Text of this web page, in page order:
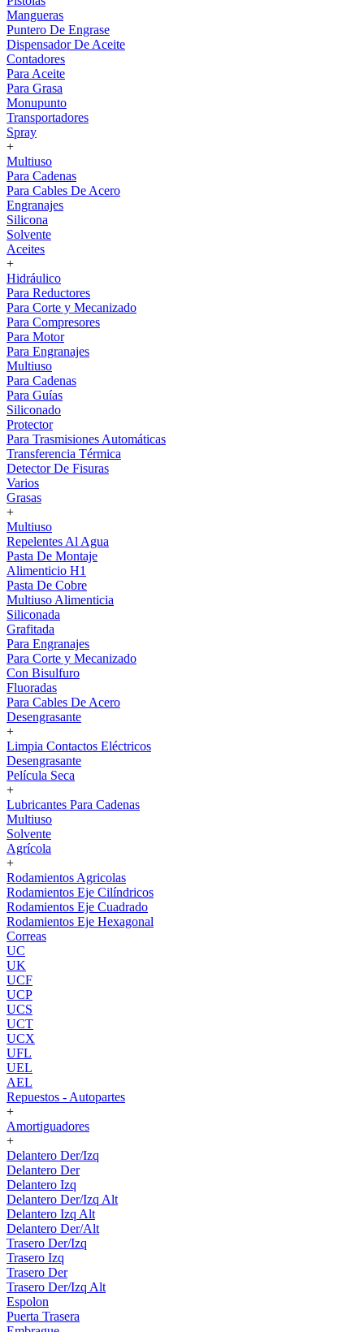
Mangueras
Puntero De Engrase
Dispensador De Aceite
Contadores
Para Aceite
Para Grasa
Monupunto
Transportadores
Spray
+
Multiuso
Para Cadenas
Para Cables De Acero
Engranajes
Silicona
Solvente
Aceites
+
Hidráulico
Para Reductores
Para Corte y Mecanizado
Para Compresores
Para Motor
Para Engranajes
Multiuso
Para Cadenas
Para Guías
Siliconado
Protector
Para Trasmisiones Automáticas
Transferencia Térmica
Detector De Fisuras
Varios
Grasas
+
Multiuso
Repelentes Al Agua
Pasta De Montaje
Alimenticio H1
Pasta De Cobre
Multiuso Alimenticia
Siliconada
Grafitada
Para Engranajes
Para Corte y Mecanizado
Con Bisulfuro
Fluoradas
Para Cables De Acero
Desengrasante
+
Limpia Contactos Eléctricos
Desengrasante
Película Seca
+
Lubricantes Para Cadenas
Multiuso
Solvente
Agrícola
+
Rodamientos Agricolas
Rodamientos Eje Cilíndricos
Rodamientos Eje Cuadrado
Rodamientos Eje Hexagonal
Correas
UC
UK
UCF
UCP
UCS
UCT
UCX
UFL
UEL
AEL
Repuestos - Autopartes
+
Amortiguadores
+
Delantero Der/Izq
Delantero Der
Delantero Izq
Delantero Der/Izq Alt
Delantero Izq Alt
Delantero Der/Alt
Trasero Der/Izq
Trasero Izq
Trasero Der
Trasero Der/Izq Alt
Espolon
Puerta Trasera